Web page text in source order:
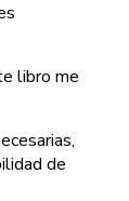
libro me
de